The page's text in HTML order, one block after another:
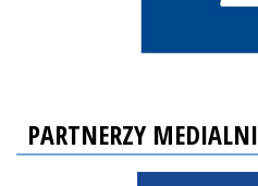
PARTNERZY MEDIALNI